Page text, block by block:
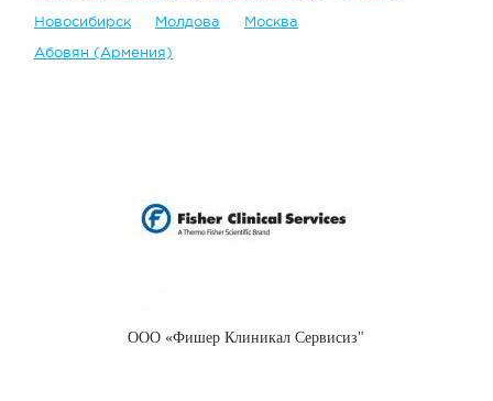
Новосибирск
Молдова
Москва
Абовян (Армения)
ООО «Фишер Клиникал Сервисиз"